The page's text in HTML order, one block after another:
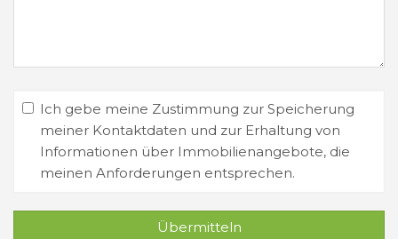
Ich gebe meine Zustimmung zur Speicherung
meiner Kontaktdaten und zur Erhaltung von
Informationen über Immobilienangebote, die
meinen Anforderungen entsprechen.
Übermitteln